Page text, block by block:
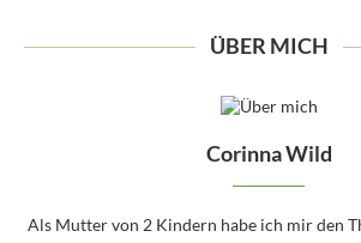
ÜBER MICH
Corinna Wild
Als Mutter von 2 Kindern habe ich mir den